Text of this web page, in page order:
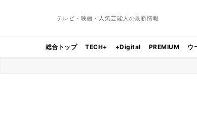
テレビ・映画・人気芸能人の最新情報
総合トップ TECH+ +Digital PREMIUM ウ